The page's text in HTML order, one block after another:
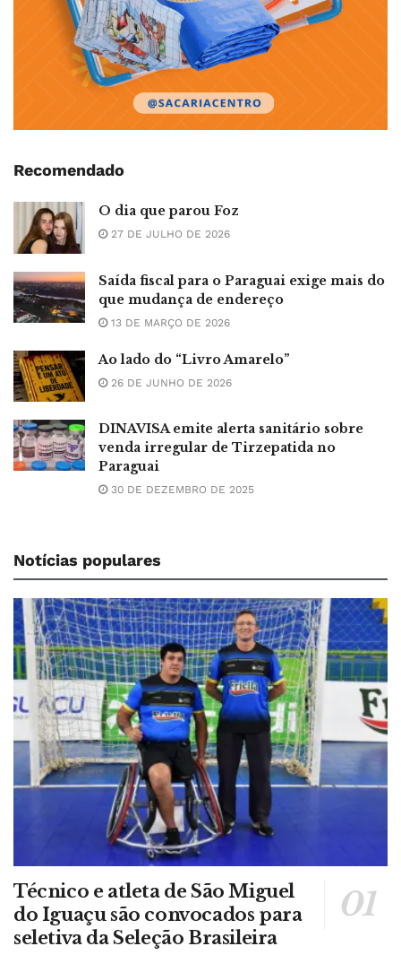
Recomendado
O dia que parou Foz
27 DE JULHO DE 2026
Saída fiscal para o Paraguai exige mais do
que mudança de endereço
13 DE MARÇO DE 2026
Ao lado do “Livro Amarelo”
26 DE JUNHO DE 2026
DINAVISA emite alerta sanitário sobre
venda irregular de Tirzepatida no
Paraguai
30 DE DEZEMBRO DE 2025
Notícias populares
Técnico e atleta de São Miguel
do Iguaçu são convocados para
seletiva da Seleção Brasileira